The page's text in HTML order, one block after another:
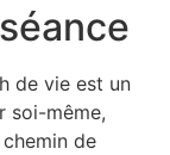
de vie est un
soi-même,
de